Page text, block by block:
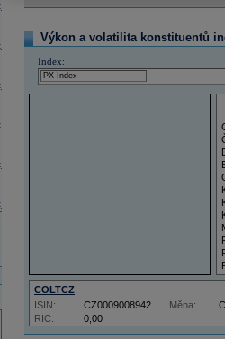
Výkon a volatilita konstituentů
Index:
COLTCZ
RIC: 0,00
ISIN: CZ0009008942 Měna: